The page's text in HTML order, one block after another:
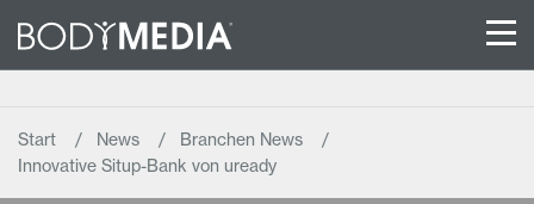
Start News
Branchen News
Innovative Situp-Bank von uready